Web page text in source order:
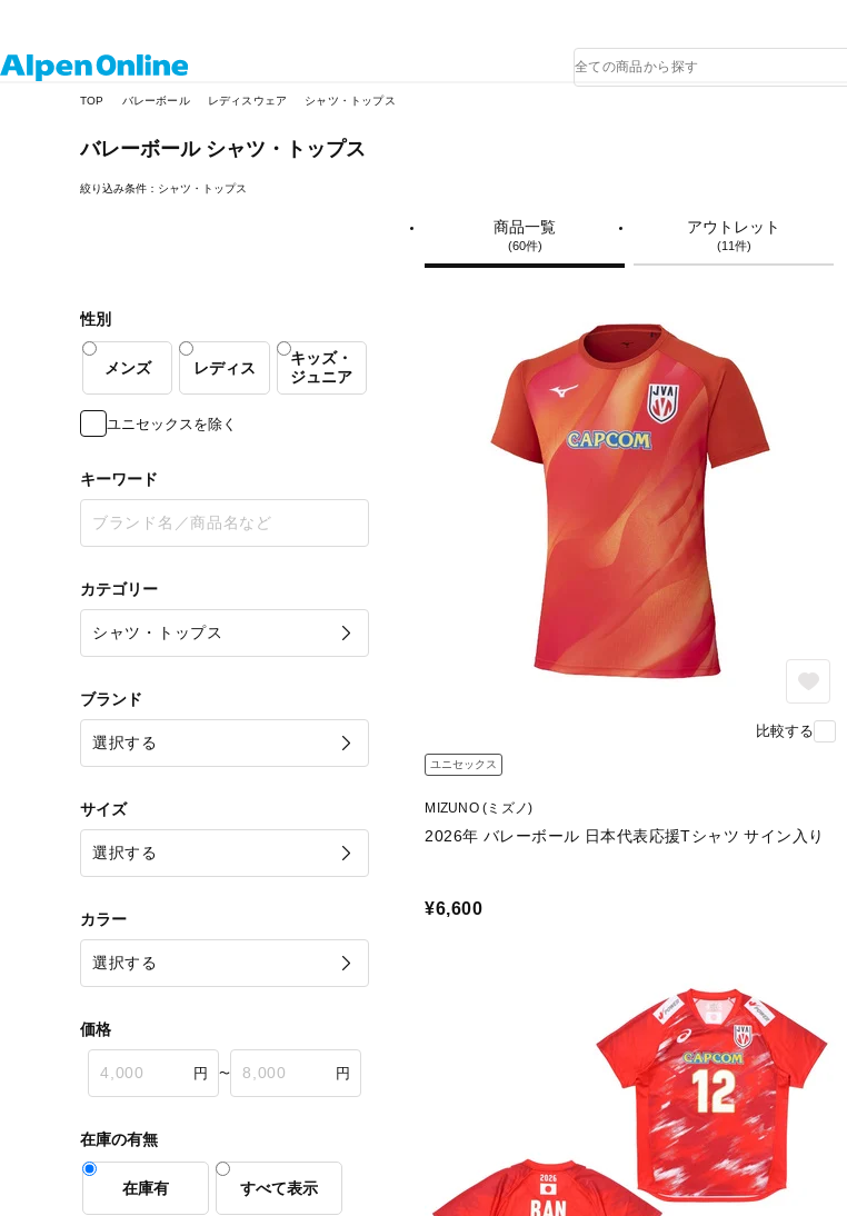
品
検
TOP バレーボール レディスウェア シャツ・トップス
バレーボール シャツ・トップス
絞り込み条件：シャツ・トップス
性別
メンズ レディス
キッズ・
ジュニア
ユニセックスを除く
キーワード
カテゴリー
ブランド
サイズ
カラー
価格
〜
在庫の有無
在庫有 すべて表示
商品一覧
(60件)
アウトレット
(11件)
比較する
ユニセックス
MIZUNO (ミズノ)
2026年 バレーボール 日本代表応援Tシャツ サイン入り
¥6,600